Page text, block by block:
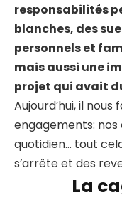
responsabilités
blanches, des
personnels et
mais aussi une
projet qui avait
Aujourd’hui, il
engagements:
quotidien… tout
s’arrête et des
La